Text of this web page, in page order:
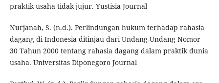
praktik usaha tidak jujur. Yustisia Journal
Nurjanah, S. (n.d.). Perlindungan hukum terhadap rahasia
dagang di Indonesia ditinjau dari Undang-Undang Nomor
30 Tahun 2000 tentang rahasia dagang dalam praktik dunia
usaha. Universitas Diponegoro Journal